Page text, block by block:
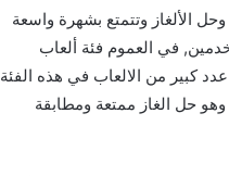
الألغاز وتتمتع بشهرة واسعة
في العموم فئة ألعاب
كبير من الالعاب في هذه الفئة
حل الغاز ممتعة ومطابقة